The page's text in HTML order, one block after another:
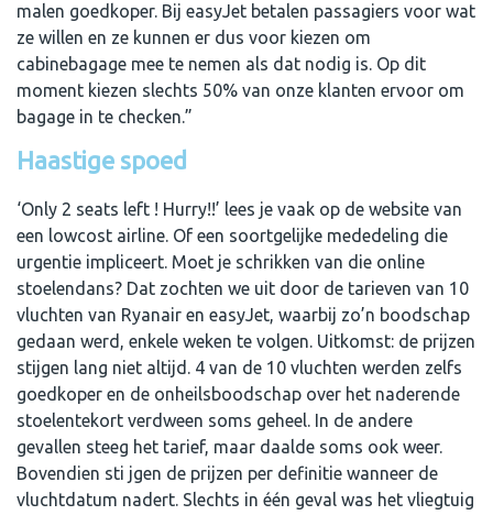
malen goedkoper. Bij easyJet betalen passagiers voor wat
ze willen en ze kunnen er dus voor kiezen om
cabinebagage mee te nemen als dat nodig is. Op dit
moment kiezen slechts 50% van onze klanten ervoor om
bagage in te checken.”
Haastige spoed
‘Only 2 seats left ! Hurry!!’ lees je vaak op de website van
een lowcost airline. Of een soortgelijke mededeling die
urgentie impliceert. Moet je schrikken van die online
stoelendans? Dat zochten we uit door de tarieven van 10
vluchten van Ryanair en easyJet, waarbij zo’n boodschap
gedaan werd, enkele weken te volgen. Uitkomst: de prijzen
stijgen lang niet altijd. 4 van de 10 vluchten werden zelfs
goedkoper en de onheilsboodschap over het naderende
stoelentekort verdween soms geheel. In de andere
gevallen steeg het tarief, maar daalde soms ook weer.
Bovendien sti jgen de prijzen per definitie wanneer de
vluchtdatum nadert. Slechts in één geval was het vliegtuig